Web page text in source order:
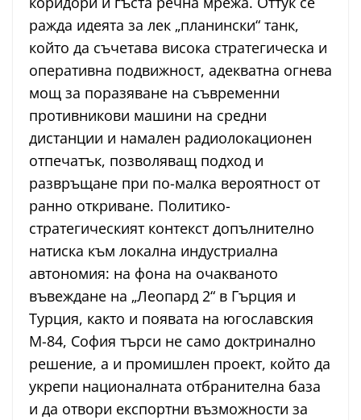
ражда идеята за лек „планински“ танк,
който да съчетава висока стратегическа и
оперативна подвижност, адекватна огнева
мощ за поразяване на съвременни
противникови машини на средни
дистанции и намален радиолокационен
отпечатък, позволяващ подход и
развръщане при по-малка вероятност от
ранно откриване. Политико-
стратегическият контекст допълнително
натиска към локална индустриална
автономия: на фона на очакваното
въвеждане на „Леопард 2“ в Гърция и
Турция, както и появата на югославския
М-84, София търси не само доктринално
решение, а и промишлен проект, който да
укрепи националната отбранителна база
и да отвори експортни възможности за